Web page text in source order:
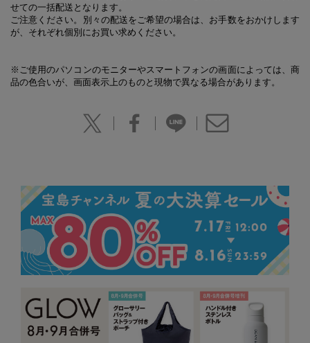
せての一括配送となります。
ご注意ください。別々の配送をご希望の場合は、お手数をおかけします
が、それぞれ個別にお買い求めください。
※ご使用のパソコンのモニターやスマートフォンの画面によっては、商
品の色合いが、画面表示上のものと現物で異なる場合があります。